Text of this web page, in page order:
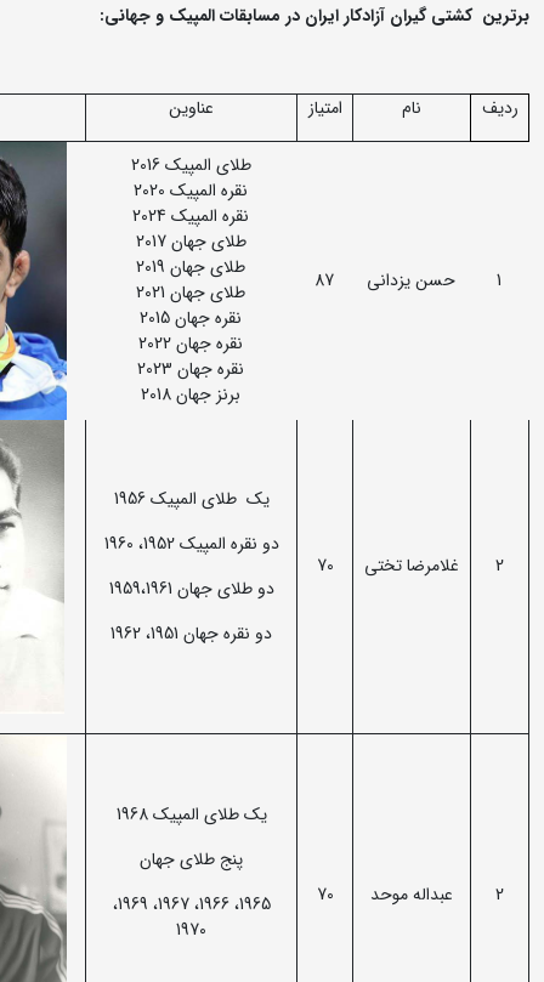
برترین کشتی گیران آزادکار ایران در مسابقات المپیک و جهانی:
ردیف نام امتیاز عناوین
1 حسن یزدانی 87
طلای المپیک 2016
نقره المپیک 2020
نقره المپیک 2024
طلای جهان 2017
طلای جهان 2019
طلای جهان 2021
نقره جهان 2015
نقره جهان 2022
نقره جهان 2023
برنز جهان 2018
2 غلامرضا تختی 70
یک طلای المپیک 1956
دو نقره المپیک 1952، 1960
دو طلای جهان 1959،‌1961
دو نقره جهان 1951، 1962
2 عبداله موحد 70
یک طلای المپیک 1968
پنج طلای جهان
1965، 1966، 1967، 1969،
1970